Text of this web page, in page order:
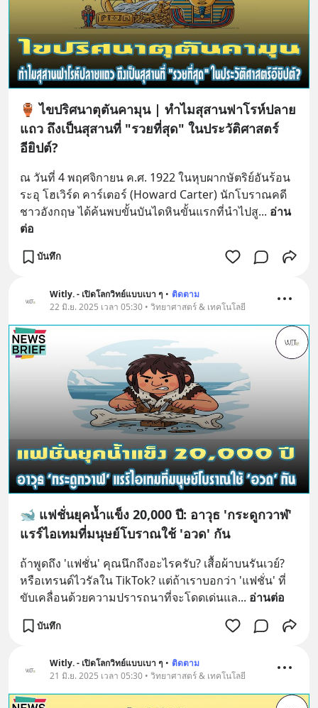
🏺 ไขปริศนาตุตันคามุน | ทำไมสุสานฟาโรห์ปลาย
แถว ถึงเป็นสุสานที่ "รวยที่สุด" ในประวัติศาสตร์
อียิปต์?
ณ วันที่ 4 พฤศจิกายน ค.ศ. 1922 ในหุบผากษัตริย์อันร้อน
ระอุ โฮเวิร์ด คาร์เตอร์ (Howard Carter) นักโบราณคดี
ชาวอังกฤษ ได้ค้นพบขั้นบันไดหินขั้นแรกที่นำไปสู... อ่าน
ต่อ
บันทึก
Witly. - เปิดโลกวิทย์แบบเบา ๆ • ติดตาม
22 มิ.ย. 2025 เวลา 05:30 • วิทยาศาสตร์ & เทคโนโลยี
🐋 แฟชั่นยุคน้ำแข็ง 20,000 ปี: อาวุธ 'กระดูกวาฬ'
แรร์ไอเทมที่มนุษย์โบราณใช้ 'อวด' กัน
ถ้าพูดถึง 'แฟชั่น' คุณนึกถึงอะไรครับ? เสื้อผ้าบนรันเวย์?
หรือเทรนด์ไวรัลใน TikTok? แต่ถ้าเราบอกว่า 'แฟชั่น' ที่
ขับเคลื่อนด้วยความปรารถนาที่จะโดดเด่นแล... อ่านต่อ
บันทึก
Witly. - เปิดโลกวิทย์แบบเบา ๆ • ติดตาม
21 มิ.ย. 2025 เวลา 05:30 • วิทยาศาสตร์ & เทคโนโลยี